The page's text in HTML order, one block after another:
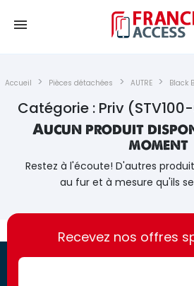
Accueil Pièces détachées AUTRE Black
Catégorie : Priv
Aucun produit
moment
Restez à l'écoute! D'autres
au fur et à mesure qu'ils
https://france-
access.fr
https://france-
access.fr
Recevez nos offres